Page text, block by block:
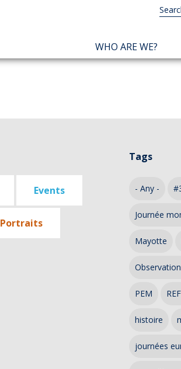
NAVIGATION
PRINCIPALE
WHO ARE WE?
Events
Portraits
Tags
- Any -
Journée
Mayotte
PEM
histoire
journées